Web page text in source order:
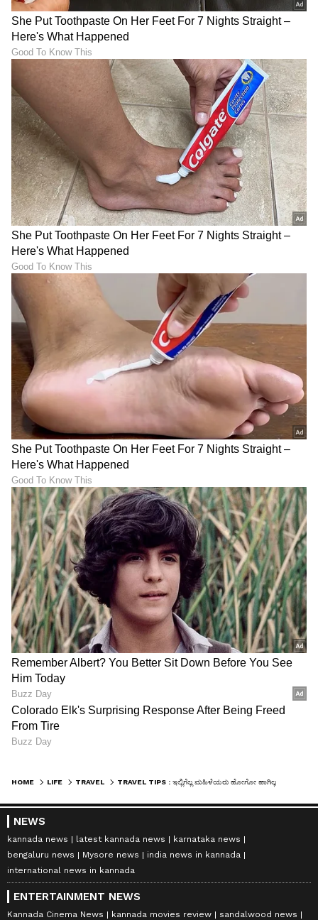
HOME LIFE TRAVEL TRAVEL TIPS : ಇಲ್ಲಿಗೆಲ್ಲ ಮಹಿಳೆಯರು ಹೋಗೋ ಹಾಗಿಲ್ಲ
NEWS
kannada news latest kannada news
karnataka news
bengaluru news
Mysore news
india news in kannada
international news in kannada
ENTERTAINMENT NEWS
Kannada Cinema News kannada movies review
sandalwood news